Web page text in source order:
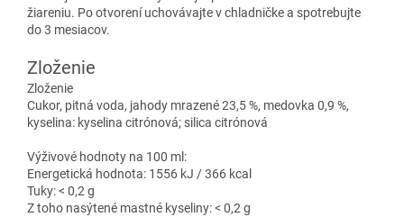
žiareniu. Po otvorení uchovávajte v chladničke a spotrebujte
do 3 mesiacov.
Zloženie
Zloženie
Cukor, pitná voda, jahody mrazené 23,5 %, medovka 0,9 %,
kyselina: kyselina citrónová; silica citrónová
Výživové hodnoty na 100 ml:
Energetická hodnota: 1556 kJ / 366 kcal
Tuky: < 0,2 g
Z toho nasýtené mastné kyseliny: < 0,2 g